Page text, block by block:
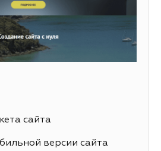
сайта
версии сайта